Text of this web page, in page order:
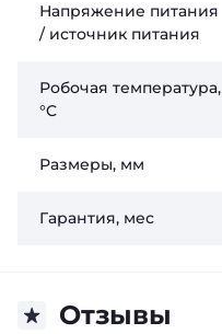
Напряжение питания
/ источник питания
Робочая температура,
°C
Размеры, мм
Гарантия, мес
Отзывы